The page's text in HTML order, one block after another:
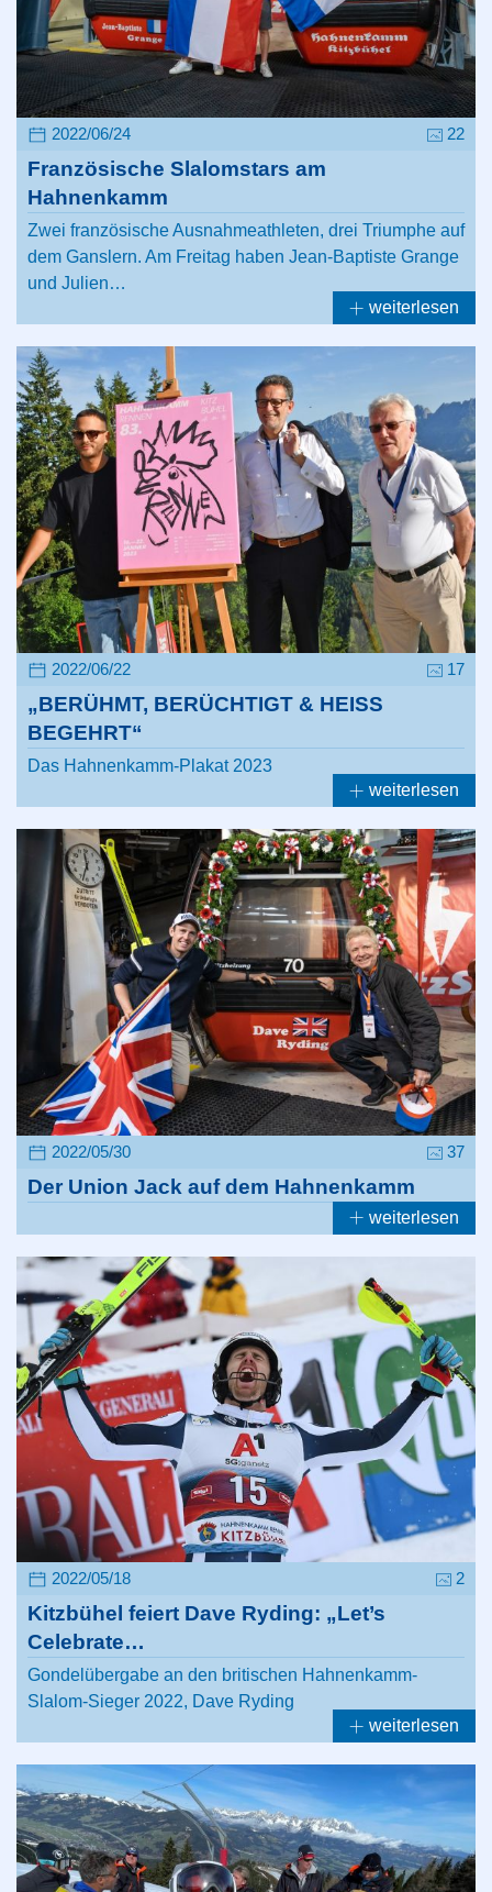
2022/06/24 22
Französische Slalomstars am
Hahnenkamm
Zwei französische Ausnahmeathleten, drei Triumphe auf
dem Ganslern. Am Freitag haben Jean-Baptiste Grange
und Julien…
weiterlesen
2022/06/22 17
„BERÜHMT, BERÜCHTIGT & HEISS
BEGEHRT“
Das Hahnenkamm-Plakat 2023
weiterlesen
2022/05/30 37
Der Union Jack auf dem Hahnenkamm
weiterlesen
2022/05/18 2
Kitzbühel feiert Dave Ryding: „Let’s
Celebrate…
Gondelübergabe an den britischen Hahnenkamm-
Slalom-Sieger 2022, Dave Ryding
weiterlesen